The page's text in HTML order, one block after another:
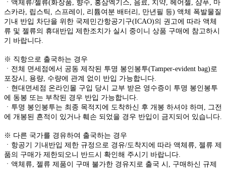
ㆍ액체류/젤류(화장품, 향수, 홍삼엑기스, 음료, 치약, 헤어젤, 샴푸, 마
스카라, 립스틱, 스프레이, 리튬여분 배터리, 만년필 등) 액체 폭발물질
기내 반입 차단을 위한 국제민간항공기구(ICAO)의 권고에 따라 액체
류 및 젤류의 휴대반입 제한조치가 실시 중이니 상품 구매에 참고하시
기 바랍니다.
※ 직항으로 출국하는 경우
ㆍ전체 면세점에서 공동 제작된 투명 봉인봉투(Tamper-evident bag)로
포장시, 용량, 수량에 관계 없이 반입 가능합니다.
ㆍ현대면세점 온라인몰 구입 당시 교부 받은 영수증이 투명 봉인봉투
에 동봉 또는 부착된 경우 반입 가능합니다.
ㆍ투명 봉인봉투는 최종 목적지에 도착하신 후 개봉 하셔야 하며, 그전
에 개봉된 흔적이 있거나 훼손 되었을 경우 반입이 금지되어 있습니다.
※ 다른 국가를 경유하여 출국하는 경우
ㆍ항공기 기내반입 제한 규정으로 경유/도착지에 따라 액체류, 젤류 제
품의 구매가 제한되오니 반드시 확인해 주시기 바랍니다.
ㆍ액체류, 젤류 제품이 구매 불가한 경유지로 출국 시, 구매하신 규제